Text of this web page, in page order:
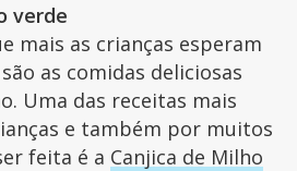
verde
mais as crianças esperam
as comidas deliciosas
Uma das receitas mais
e também por muitos
feita é a Canjica de Milho